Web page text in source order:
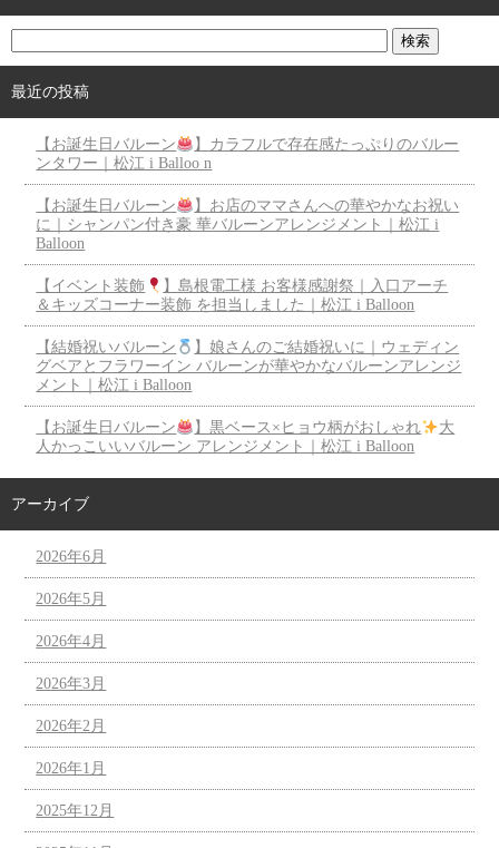
最近の投稿
【お誕生日バルーン
】カラフルで存在感たっぷりのバルー
ンタワー｜松江 i Balloo n
【お誕生日バルーン
】お店のママさんへの華やかなお祝い
に｜シャンパン付き豪 華バルーンアレンジメント｜松江 i
Balloon
【イベント装飾
】島根電工様 お客様感謝祭｜入口アーチ
＆キッズコーナー装飾 を担当しました｜松江 i Balloon
【結婚祝いバルーン
】娘さんのご結婚祝いに｜ウェディン
グベアとフラワーイン バルーンが華やかなバルーンアレンジ
メント｜松江 i Balloon
【お誕生日バルーン 】黒ベース×ヒョウ柄がおしゃれ
大
人かっこいいバルーン アレンジメント｜松江 i Balloon
アーカイブ
2026年6月
2026年5月
2026年4月
2026年3月
2026年2月
2026年1月
2025年12月